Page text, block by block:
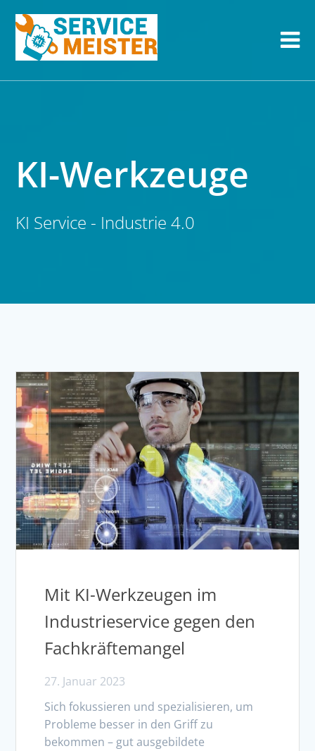
KI-Werkzeuge
KI Service - Industrie 4.0
Mit KI-Werkzeugen im
Industrieservice gegen den
Fachkräftemangel
27. Januar 2023
Sich fokussieren und spezialisieren, um
Probleme besser in den Griff zu
bekommen – gut ausgebildete